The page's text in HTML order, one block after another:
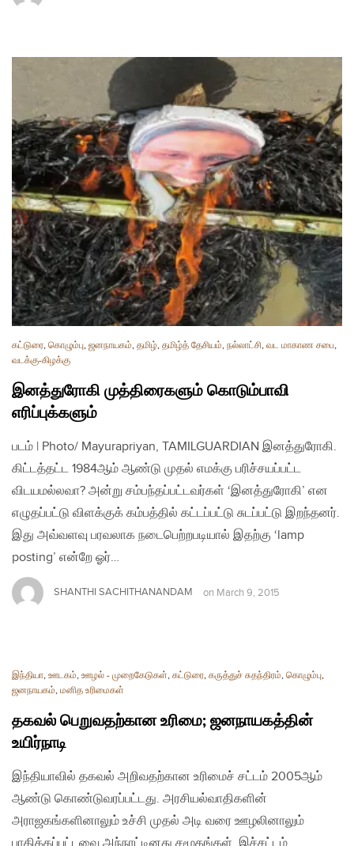
கட்டுரை, கொழும்பு, ஜனநாயகம், தமிழ், தமிழ்த் தேசியம், நல்லாட்சி, வட மாகாண சபை,
வடக்கு-கிழக்கு
இனத்துரோகி முத்திரைகளும் கொடும்பாவி
எரிப்புக்களும்
படம் | Photo/ Mayurapriyan, TAMILGUARDIAN இனத்துரோகி.
கிட்டத்தட்ட 1984ஆம் ஆண்டு முதல் எமக்கு பரிச்சயப்பட்ட
விடயமல்லவா? அன்று சம்பந்தப்பட்டவர்கள் ‘இனத்துரோகி’ என
எழுதப்பட்டு விளக்குக் கம்பத்தில் கட்டப்பட்டு சுடப்பட்டு இறந்தனர்.
இது அவ்வளவு பரவலாக நடைபெற்றபடியால் இதற்கு ‘lamp
posting’ என்றே ஓர்…
SHANTHI SACHITHANANDAM on March 9, 2015
இந்தியா, ஊடகம், ஊழல் - முறைகேடுகள், கட்டுரை, கருத்துச் சுதந்திரம், கொழும்பு,
ஜனநாயகம், மனித உரிமைகள்
தகவல் பெறுவதற்கான உரிமை; ஜனநாயகத்தின்
உயிர்நாடி
இந்தியாவில் தகவல் அறிவதற்கான உரிமைச் சட்டம் 2005ஆம்
ஆண்டு கொண்டுவரப்பட்டது. அரசியல்வாதிகளின்
அராஜகங்களினாலும் உச்சி முதல் அடி வரை ஊழலினாலும்